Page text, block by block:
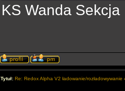
KS Wanda
Tytuł: Re: Redox Alpha V2 ładowanie/rozładowywanie